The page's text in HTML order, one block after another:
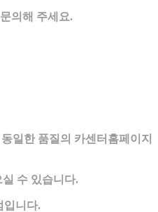
의해 주세요.
일한 품질의 카센터홈페이지
수 있습니다.
입니다.